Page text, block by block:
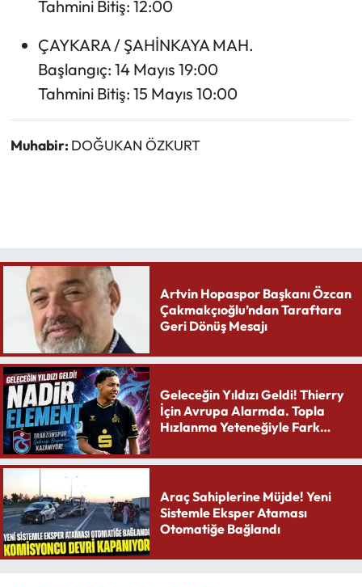
Tahmini Bitiş: 12:00
ÇAYKARA / ŞAHİNKAYA MAH.
Başlangıç: 14 Mayıs 19:00
Tahmini Bitiş: 15 Mayıs 10:00
Muhabir: DOĞUKAN ÖZKURT
Artvin Hopaspor Başkanı Özcan
Çakmakçıoğlu’ndan Taraftara
Geri Dönüş Mesajı
Geleceğin Yıldızı Geldi! Thierry
İçin Avrupa Alarmda. Topla
Hızlanma Yeteneğiyle Fark
Araç Sahiplerine Müjde! Yeni
Sistemle Eksper Ataması
Otomatiğe Bağlandı